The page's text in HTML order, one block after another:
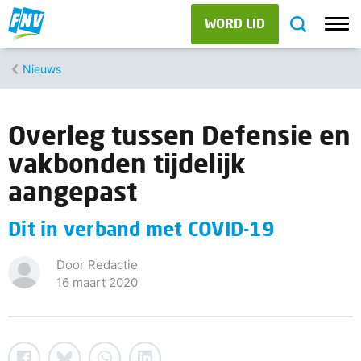
WORD LID
Nieuws
Overleg tussen Defensie en
vakbonden tijdelijk
aangepast
Dit in verband met COVID-19
Door Redactie
16 maart 2020